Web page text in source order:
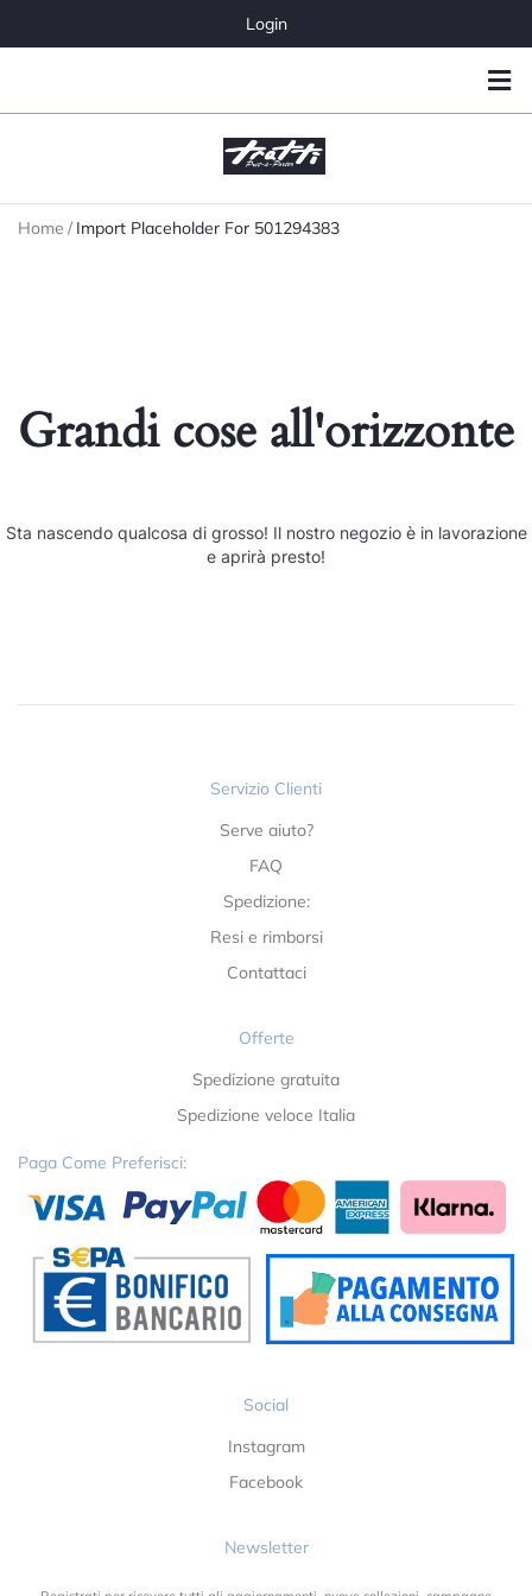
Login
Home / Import Placeholder For 501294383
Grandi cose all'orizzonte
Sta nascendo qualcosa di grosso! Il nostro negozio è in lavorazione
e aprirà presto!
Servizio Clienti
Serve aiuto?
FAQ
Spedizione:
Resi e rimborsi
Contattaci
Offerte
Spedizione gratuita
Spedizione veloce Italia
Paga Come Preferisci:
Social
Instagram
Facebook
Newsletter